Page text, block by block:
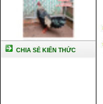
CHIA SẺ KIẾN THỨC